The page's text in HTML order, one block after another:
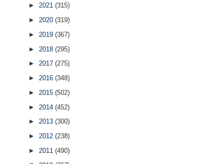
►2021(315)
►2020(319)
► 2019(367)
► 2018(295)
►2017(275)
►2016(348)
► 2015(502)
► 2014(452)
►2013(300)
►2012(238)
► 2011(490)